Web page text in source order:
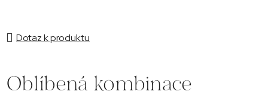
Dotaz k produktu
Oblíbená kombinace